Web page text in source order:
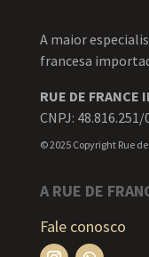
A maior
francesa
RUE DE FRANCE
CNPJ:
© 2025 Copyright Rue
A RUE DE
Fale conosco